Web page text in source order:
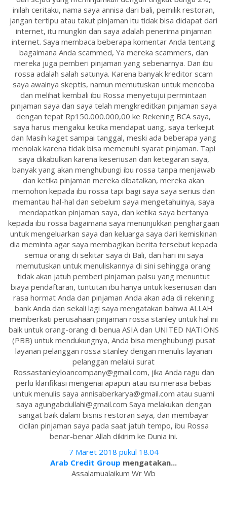
inilah ceritaku, nama saya annisa dari bali, pemilik restoran,
jangan tertipu atau takut pinjaman itu tidak bisa didapat dari
internet, itu mungkin dan saya adalah penerima pinjaman
internet. Saya membaca beberapa komentar Anda tentang
bagaimana Anda scammed, Ya mereka scammers, dan
mereka juga pemberi pinjaman yang sebenarnya. Dan ibu
rossa adalah salah satunya. Karena banyak kreditor scam
saya awalnya skeptis, namun memutuskan untuk mencoba
dan melihat kembali ibu Rossa menyetujui permintaan
pinjaman saya dan saya telah mengkreditkan pinjaman saya
dengan tepat Rp150.000.000,00 ke Rekening BCA saya,
saya harus mengakui ketika mendapat uang, saya terkejut
dan Masih kaget sampai tanggal, meski ada beberapa yang
menolak karena tidak bisa memenuhi syarat pinjaman. Tapi
saya dikabulkan karena keseriusan dan ketegaran saya,
banyak yang akan menghubungi ibu rossa tanpa menjawab
dan ketika pinjaman mereka dibatalkan, mereka akan
memohon kepada ibu rossa tapi bagi saya saya serius dan
memantau hal-hal dan sebelum saya mengetahuinya, saya
mendapatkan pinjaman saya, dan ketika saya bertanya
kepada ibu rossa bagaimana saya menunjukkan penghargaan
untuk mengeluarkan saya dan keluarga saya dari kemiskinan
dia meminta agar saya membagikan berita tersebut kepada
semua orang di sekitar saya di Bali, dan hari ini saya
memutuskan untuk menuliskannya di sini sehingga orang
tidak akan jatuh pemberi pinjaman palsu yang menuntut
biaya pendaftaran, tuntutan ibu hanya untuk keseriusan dan
rasa hormat Anda dan pinjaman Anda akan ada di rekening
bank Anda dan sekali lagi saya mengatakan bahwa ALLAH
memberkati perusahaan pinjaman rossa stanley untuk hal ini
baik untuk orang-orang di benua ASIA dan UNITED NATIONS
(PBB) untuk mendukungnya, Anda bisa menghubungi pusat
layanan pelanggan rossa stanley dengan menulis layanan
pelanggan melalui surat
Rossastanleyloancompany@gmail.com, jika Anda ragu dan
perlu klarifikasi mengenai apapun atau isu merasa bebas
untuk menulis saya annisaberkarya@gmail.com atau suami
saya agungabdullahi@gmail.com Saya melakukan dengan
sangat baik dalam bisnis restoran saya, dan membayar
cicilan pinjaman saya pada saat jatuh tempo, ibu Rossa
benar-benar Allah dikirim ke Dunia ini.
7 Maret 2018 pukul 18.04
Arab Credit Group mengatakan...
Assalamualaikum Wr Wb